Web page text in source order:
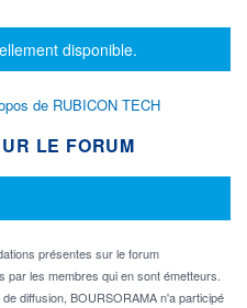
disponible.
de RUBICON TECH
LE FORUM
présentes sur le forum
par les membres qui en sont émetteurs.
diffusion, BOURSORAMA n'a participé